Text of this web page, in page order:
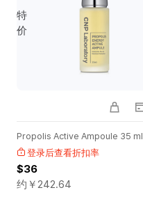
特
价
Propolis Active Ampoule 35 ml
登录后查看折扣率
$36
约￥ 242.64